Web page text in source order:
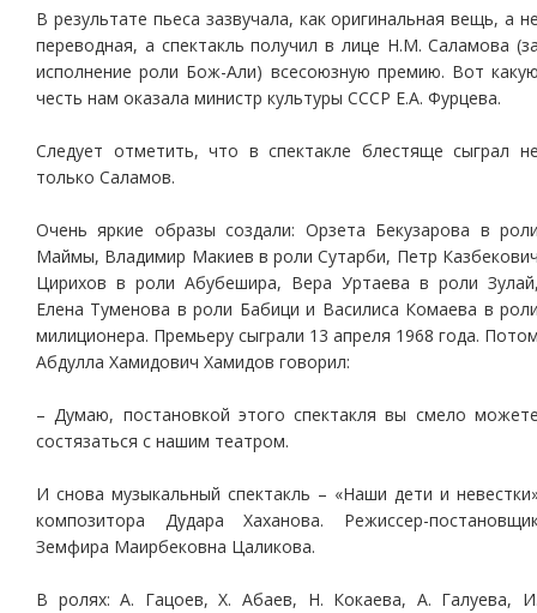
В результате пьеса зазвучала, как оригинальная вещь, а
переводная, а спектакль получил в лице Н.М. Саламова
исполнение роли Бож-Али) всесоюзную премию. Вот
честь нам оказала министр культуры СССР Е.А. Фурцева.
Следует отметить, что в спектакле блестяще сыграл
только Саламов.
Очень яркие образы создали: Орзета Бекузарова в
Маймы, Владимир Макиев в роли Сутарби, Петр
Цирихов в роли Абубешира, Вера Уртаева в роли
Елена Туменова в роли Бабици и Василиса Комаева в
милиционера. Премьеру сыграли 13 апреля 1968 года.
Абдулла Хамидович Хамидов говорил:
– Думаю, постановкой этого спектакля вы смело
состязаться с нашим театром.
И снова музыкальный спектакль – «Наши дети и
композитора Дудара Хаханова. Режиссер-
Земфира Маирбековна Цаликова.
В ролях: А. Гацоев, Х. Абаев, Н. Кокаева, А. Галуева,